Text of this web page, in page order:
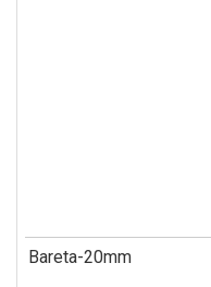
Bareta-20mm